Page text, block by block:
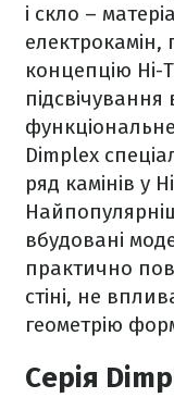
і скло –
концепцію Hi-
Dimplex
ряд камінів у
вбудовані
практично
стіні, не
геометрію
Серія